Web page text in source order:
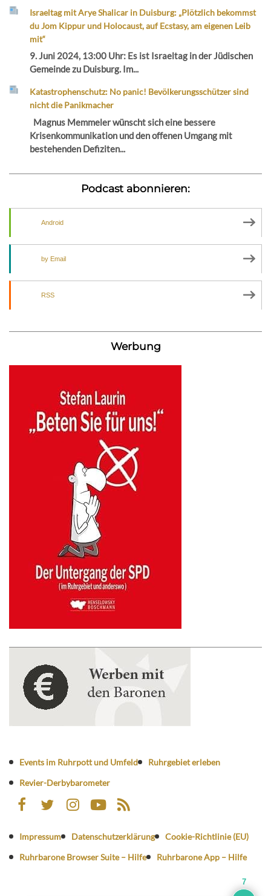
Israeltag mit Arye Shalicar in Duisburg: „Plötzlich bekommst
du Jom Kippur und Holocaust, auf Ecstasy, am eigenen Leib
mit“
9. Juni 2024, 13:00 Uhr: Es ist Israeltag in der Jüdischen
Gemeinde zu Duisburg. Im...
Katastrophenschutz: No panic! Bevölkerungsschützer sind
nicht die Panikmacher
Magnus Memmeler wünscht sich eine bessere
Krisenkommunikation und den offenen Umgang mit
bestehenden Defiziten...
Podcast abonnieren:
Android
by Email
RSS
Werbung
Events im Ruhrpott und Umfeld
Ruhrgebiet erleben
Revier-Derbybarometer
Impressum Datenschutzerklärung
Cookie-Richtlinie (EU)
Ruhrbarone Browser Suite – Hilfe
Ruhrbarone App – Hilfe
7